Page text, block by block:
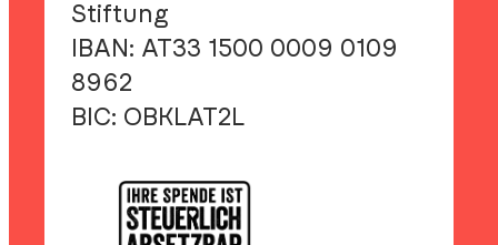
Stiftung
IBAN: AT33 1500 0009 0109
8962
BIC: OBKLAT2L